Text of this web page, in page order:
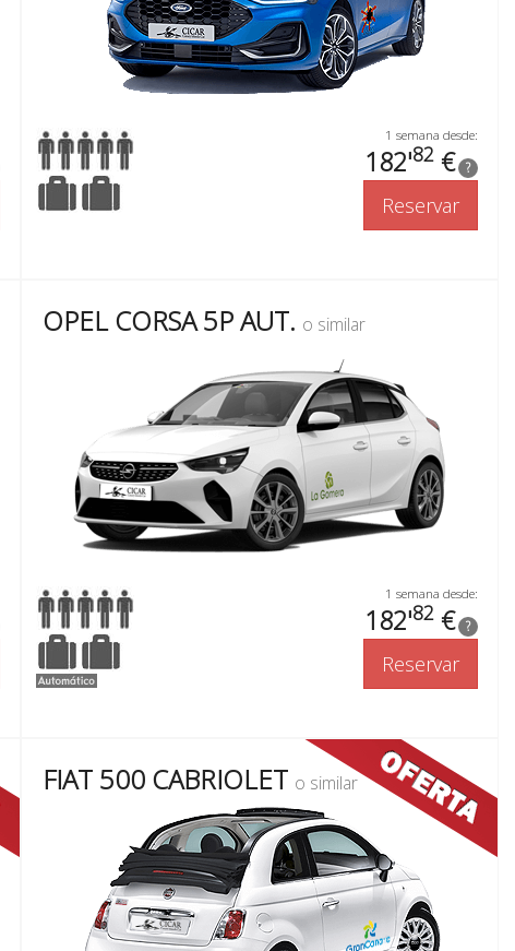
1 semana desde:
182'82 € ?
Reservar
OPEL CORSA 5P AUT. o similar
1 semana desde:
182'82 € ?
Reservar
FIAT 500 CABRIOLET o similar